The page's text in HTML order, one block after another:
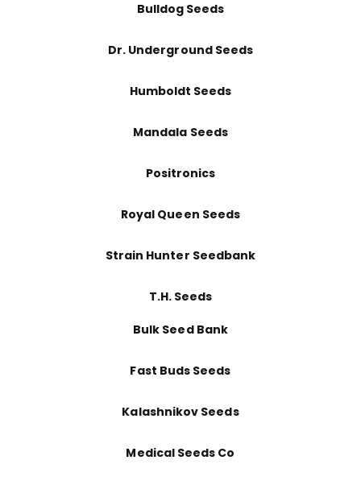
Bulldog Seeds
Dr. Underground Seeds
Humboldt Seeds
Mandala Seeds
Positronics
Royal Queen Seeds
Strain Hunter Seedbank
T.H. Seeds
Bulk Seed Bank
Fast Buds Seeds
Kalashnikov Seeds
Medical Seeds Co